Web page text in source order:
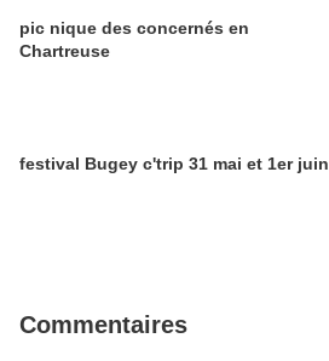
pic nique des concernés en
Chartreuse
festival Bugey c'trip 31 mai et 1er juin
Commentaires